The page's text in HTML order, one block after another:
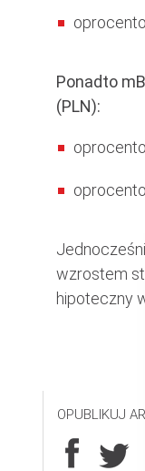
Ponadto
(PLN):
wzrostem
hipoteczny
OPUBLIKUJ